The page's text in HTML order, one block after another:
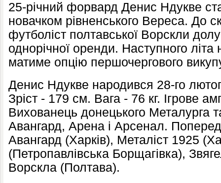
25-річний форвард Денис Ндукве
новачком рівненського Вереса. До
футболіст полтавської Ворскли
однорічної оренди. Наступного
матиме опцію першочергового
Денис Ндукве народився 28-го
Зріст - 179 см. Вага - 76 кг. Ігрове
Вихованець донецького Металурга
Авангард, Арена і Арсенал.
Авангард (Харків), Металіст 1925
(Петропавлівська Борщагівка),
Ворскла (Полтава).